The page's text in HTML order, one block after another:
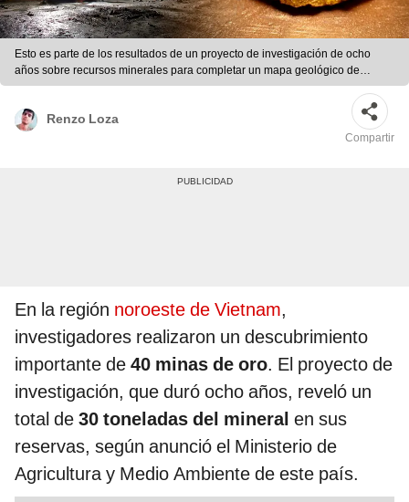
Esto es parte de los resultados de un proyecto de investigación de ocho
años sobre recursos minerales para completar un mapa geológico de
Vietnam. Foto: IStock
Renzo Loza
Compartir
En la región noroeste de Vietnam,
investigadores realizaron un descubrimiento
importante de 40 minas de oro. El proyecto de
investigación, que duró ocho años, reveló un
total de 30 toneladas del mineral en sus
reservas, según anunció el Ministerio de
Agricultura y Medio Ambiente de este país.